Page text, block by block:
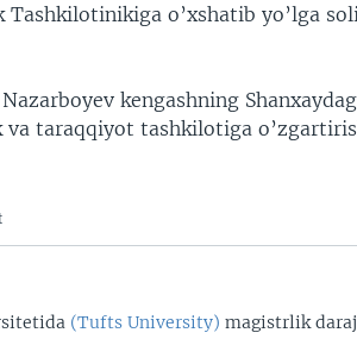
o’xshatib yo’lga
kengashning
va taraqqiyot tashkilotiga
(Tufts University) magistrlik